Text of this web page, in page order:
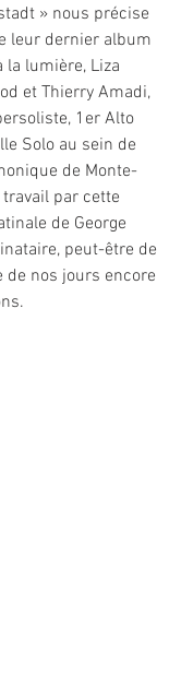
» nous précise
leur dernier album
la lumière, Liza
et Thierry Amadi,
1er Alto
Solo au sein de
de Monte-
par cette
de George
peut-être de
de nos jours encore